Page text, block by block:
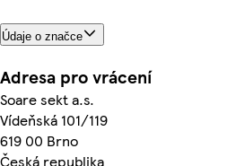
Údaje o značce
Adresa pro vrácení
Soare sekt a.s.
Vídeňská 101/119
619 00 Brno
Česká republika